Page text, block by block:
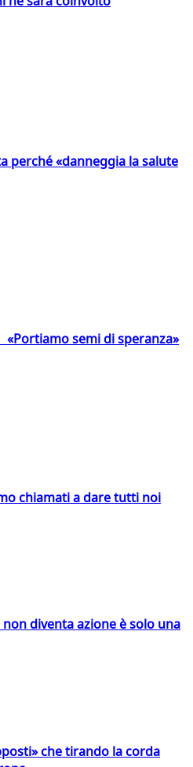
perché «danneggia la salute
semi di speranza»
chiamati a dare tutti noi
diventa azione è solo una
che tirando la corda